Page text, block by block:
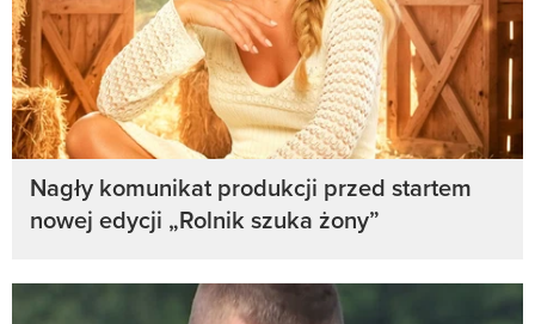
Nagły komunikat produkcji przed startem
nowej edycji „Rolnik szuka żony”